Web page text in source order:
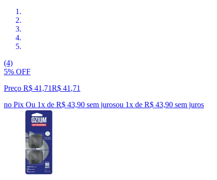
(4)
5% OFF
Preço R$ 41,71R$ 41 ,71
no Pix Ou 1x de R$ 43,90 sem jurosou 1x de R$ 43,90 sem juros